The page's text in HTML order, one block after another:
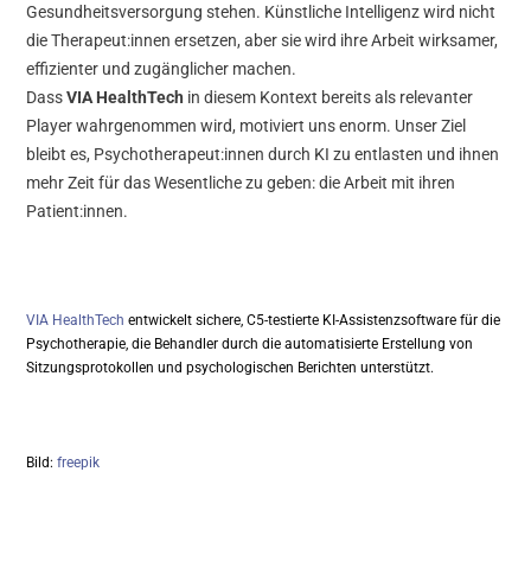
Gesundheitsversorgung stehen. Künstliche Intelligenz wird nicht
die Therapeut:innen ersetzen, aber sie wird ihre Arbeit wirksamer,
effizienter und zugänglicher machen.
DassVIA HealthTech in diesem Kontext bereits als relevanter
Player wahrgenommen wird, motiviert uns enorm. Unser Ziel
bleibt es, Psychotherapeut:innen durch KI zu entlasten und ihnen
mehr Zeit für das Wesentliche zu geben: die Arbeit mit ihren
Patient:innen.
VIA HealthTech entwickelt sichere, C5-testierte KI-Assistenzsoftware für die
Psychotherapie, die Behandler durch die automatisierte Erstellung von
Sitzungsprotokollen und psychologischen Berichten unterstützt.
Bild:freepik